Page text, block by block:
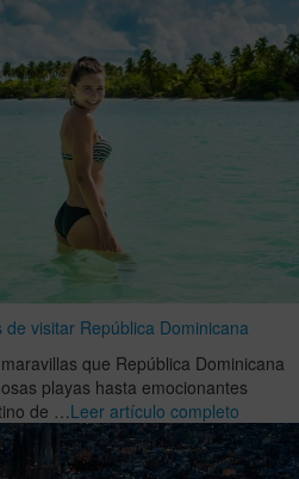
visitar República Dominicana
que República Dominicana
playas hasta emocionantes
de …Leer artículo completo